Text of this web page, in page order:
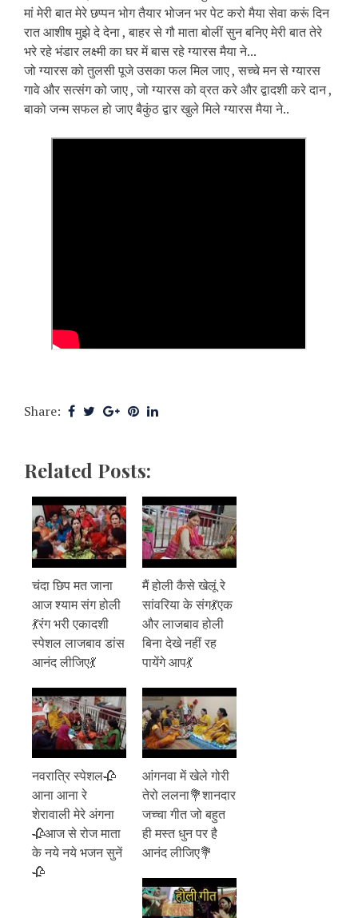
मां मेरी बात मेरे छप्पन भोग तैयार भोजन भर पेट करो मैया सेवा करूं दिन
रात आशीष मुझे दे देना , बाहर से गौ माता बोलीं सुन बनिए मेरी बात तेरे
भरे रहे भंडार लक्ष्मी का घर में बास रहे ग्यारस मैया ने...
जो ग्यारस को तुलसी पूजे उसका फल मिल जाए , सच्चे मन से ग्यारस
गावे और सत्संग को जाए , जो ग्यारस को व्रत करे और द्वादशी करे दान ,
बाको जन्म सफल हो जाए बैकुंठ द्वार खुले मिले ग्यारस मैया ने..
Share:
Related Posts:
चंदा छिप मत जाना
आज श्याम संग होली
💃रंग भरी एकादशी
स्पेशल लाजबाव डांस
आनंद लीजिए💃
मैं होली कैसे खेलूं रे
सांवरिया के संग💃एक
और लाजबाव होली
बिना देखे नहीं रह
पायेंगे आप💃
नवरात्रि स्पेशल🥀
आना आना रे
शेरावाली मेरे अंगना
🥀आज से रोज माता
के नये नये भजन सुनें
🥀
आंगनवा में खेले गोरी
तेरो ललना💐शानदार
जच्चा गीत जो बहुत
ही मस्त धुन पर है
आनंद लीजिए💐